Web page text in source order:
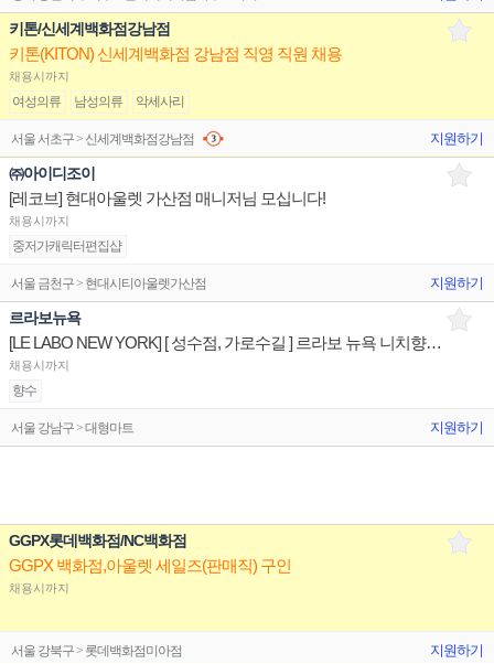
키톤/신세계백화점강남점
키톤(KITON) 신세계백화점 강남점 직영 직원 채용
채용시까지
여성의류 남성의류 악세사리
서울 서초구 > 신세계백화점강남점 지원하기
㈜아이디조이
[레코브] 현대아울렛 가산점 매니저님 모십니다!
채용시까지
중저가캐릭터편집샵
서울 금천구 > 현대시티아울렛가산점 지원하기
르라보뉴욕
[LE LABO NEW YORK] [ 성수점, 가로수길 ] 르라보 뉴욕 니치향수 매장/유지/관리 판매전문직원
채용시까지
향수
서울 강남구 > 대형마트 지원하기
GGPX롯데백화점/NC백화점
GGPX 백화점,아울렛 세일즈(판매직) 구인
채용시까지
서울 강북구 > 롯데백화점미아점 지원하기